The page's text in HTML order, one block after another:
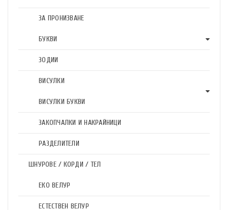
ЗА ПРОНИЗВАНЕ
БУКВИ
ЗОДИИ
ВИСУЛКИ
ВИСУЛКИ БУКВИ
ЗАКОПЧАЛКИ И НАКРАЙНИЦИ
РАЗДЕЛИТЕЛИ
ШНУРОВЕ / КОРДИ / ТЕЛ
ЕКО ВЕЛУР
ЕСТЕСТВЕН ВЕЛУР